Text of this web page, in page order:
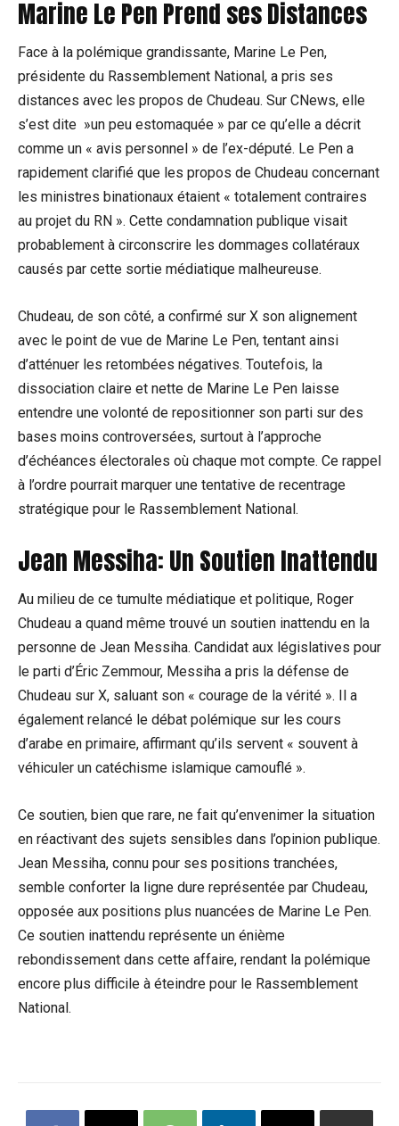
Marine Le Pen Prend ses Distances
Face‌ à la polémique grandissante, Marine Le Pen,
présidente​ du ⁣Rassemblement National, a ⁤pris ses
distances avec ⁤les propos de Chudeau. Sur CNews, elle
s’est dite ​ »un​ peu⁢ estomaquée » par ce qu’elle a⁢ décrit
comme‍ un⁤ « avis personnel » de l’ex-député. Le Pen⁣ a
rapidement clarifié⁢ que les propos⁢ de Chudeau concernant
les ministres ⁣binationaux étaient​ « totalement contraires
‌au ⁣projet ​du RN ». Cette condamnation publique​ visait
probablement à circonscrire les dommages collatéraux⁤
causés par cette ⁢sortie​ médiatique malheureuse.
Chudeau, de son côté, a confirmé sur X son alignement‍
avec le point de ⁢vue ‌de ⁤Marine Le Pen, tentant ainsi
d’atténuer les retombées⁢ négatives. Toutefois, la
dissociation⁢ claire et nette de Marine‍ Le Pen laisse
entendre une volonté de repositionner son parti sur des
bases moins controversées, surtout à l’approche
‌d’échéances électorales où chaque mot compte. Ce rappel
à l’ordre pourrait marquer une tentative ⁢de recentrage
stratégique pour le Rassemblement National.
Jean Messiha: Un ​Soutien ⁤Inattendu
Au milieu​ de ce tumulte médiatique et politique, Roger
Chudeau a quand ⁣même ⁢trouvé un soutien inattendu en la
personne de Jean Messiha.‌ Candidat aux législatives pour
le parti d’Éric Zemmour, Messiha ⁢a pris la défense de
Chudeau‍ sur⁤ X, saluant son « courage de la vérité ». Il a⁤
également relancé le ‌débat polémique sur les cours
d’arabe en primaire, affirmant qu’ils servent « souvent à
véhiculer un​ catéchisme islamique camouflé ».
Ce soutien, bien que rare, ne fait qu’envenimer la ‌situation
en réactivant⁣ des sujets sensibles ⁢dans‍ l’opinion publique.
Jean Messiha, connu​ pour ses positions tranchées,
semble conforter la ligne dure représentée par Chudeau,
opposée aux positions plus nuancées de‌ Marine Le ⁣Pen.
Ce soutien inattendu représente un énième
rebondissement dans⁣ cette affaire, rendant la polémique
encore plus difficile à éteindre pour le Rassemblement
National.